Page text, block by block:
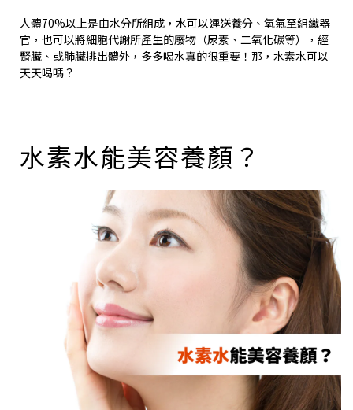
人體70%以上是由水分所組成，水可以運送養分、氧氣至組織器
官，也可以將細胞代謝所產生的廢物（尿素、二氧化碳等），經
腎臟、或肺臟排出體外，多多喝水真的很重要！那，水素水可以
天天喝嗎？
水素水能美容養顏？